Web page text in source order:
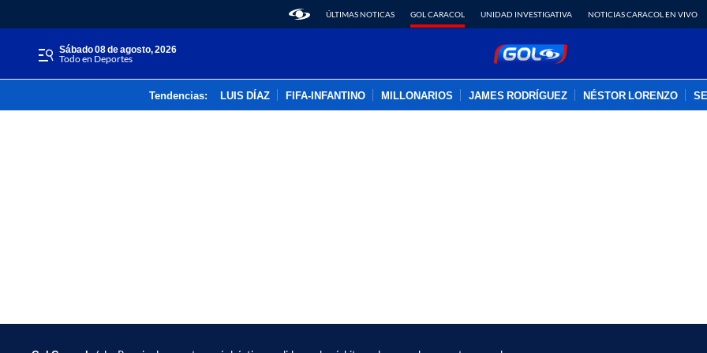
ÚLTIMAS NOTICAS GOL CARACOL UNIDAD INVESTIGATIVA NOTICIAS CARACOL EN VIVO
sábado 08 de agosto, 2026
Todo en Deportes
Tendencias: LUIS DÍAZ FIFA-INFANTINO MILLONARIOS JAMES RODRÍGUEZ NÉSTOR LORENZO